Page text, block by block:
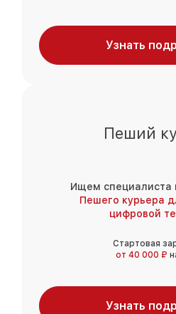
Узнать
Пеший
Ищем специалиста
Пешего курьера
цифровой
Стартовая
от 40 000 ₽
Узнать